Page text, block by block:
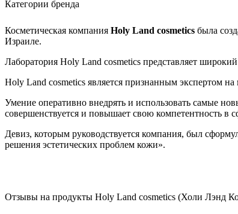
Категории бренда
Косметическая компания Holy Land cosmetics была
Израиле.
Лаборатория Holy Land cosmetics представляет
Holy Land cosmetics является признанным экспертом
Умение оперативно внедрять и использовать самые
совершенствуется и повышает свою компетентность в
Девиз, которым руководствуется компания, был
решения эстетических проблем кожи».
Отзывы на продукты Holy Land cosmetics (Холи Лэнд